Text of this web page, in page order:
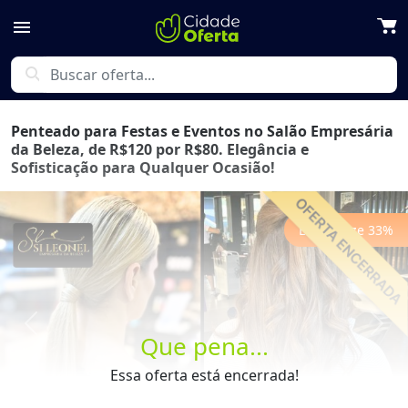
menu
search
Que pena...
Essa oferta está encerrada!
Penteado para Festas e Eventos no Salão Empresária
da Beleza, de R$120 por R$80. Elegância e
Sofisticação para Qualquer Ocasião!
Economize 33%